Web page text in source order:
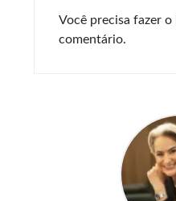
Você precisa fazer o
comentário.